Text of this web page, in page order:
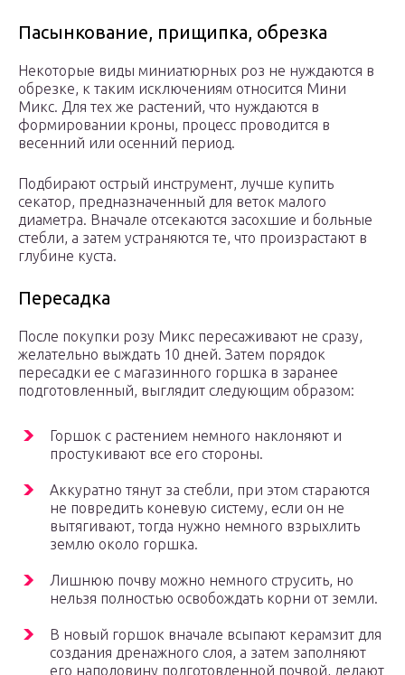
Пасынкование, прищипка, обрезка
Некоторые виды миниатюрных роз не нуждаются в
обрезке, к таким исключениям относится Мини
Микс. Для тех же растений, что нуждаются в
формировании кроны, процесс проводится в
весенний или осенний период.
Подбирают острый инструмент, лучше купить
секатор, предназначенный для веток малого
диаметра. Вначале отсекаются засохшие и больные
стебли, а затем устраняются те, что произрастают в
глубине куста.
Пересадка
После покупки розу Микс пересаживают не сразу,
желательно выждать 10 дней. Затем порядок
пересадки ее с магазинного горшка в заранее
подготовленный, выглядит следующим образом:
Горшок с растением немного наклоняют и
простукивают все его стороны.
Аккуратно тянут за стебли, при этом стараются
не повредить коневую систему, если он не
вытягивают, тогда нужно немного взрыхлить
землю около горшка.
Лишнюю почву можно немного струсить, но
нельзя полностью освобождать корни от земли.
В новый горшок вначале всыпают керамзит для
создания дренажного слоя, а затем заполняют
его наполовину подготовленной почвой, делают